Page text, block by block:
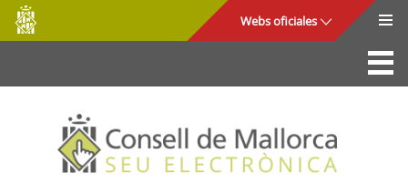
Saltar al contenido principal
Consell
de
Mallorca
Webs oficiales
La Sede
Consejo de Mallorca
Acceso y seguridad